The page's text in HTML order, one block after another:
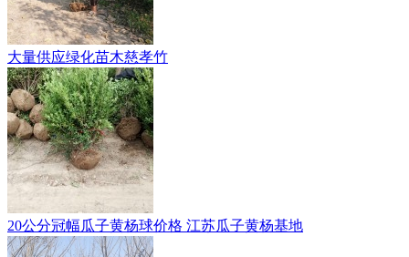
大量供应绿化苗木慈孝竹
20公分冠幅瓜子黄杨球价格 江苏瓜子黄杨基地